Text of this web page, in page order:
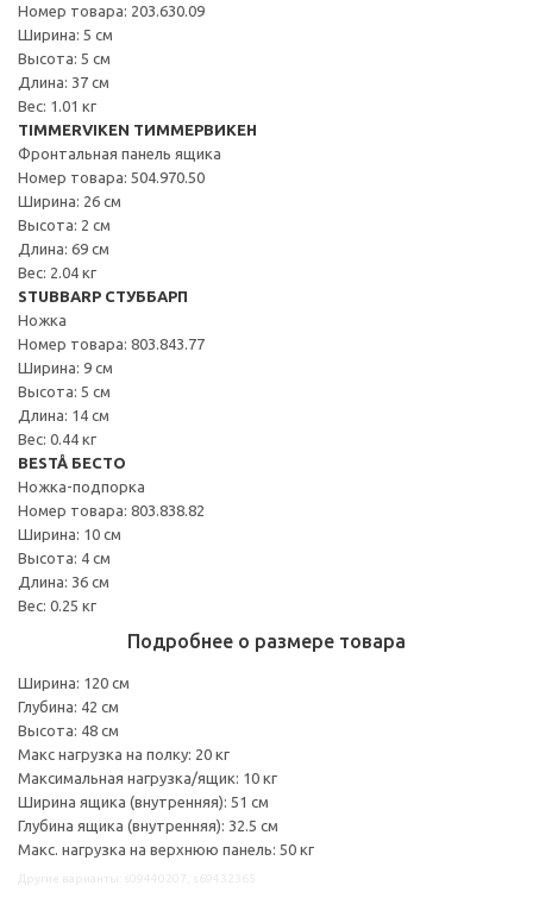
Номер товара: 203.630.09
Ширина: 5 см
Высота: 5 см
Длина: 37 см
Вес: 1.01 кг
TIMMERVIKEN ТИММЕРВИКЕН
Фронтальная панель ящика
Номер товара: 504.970.50
Ширина: 26 см
Высота: 2 см
Длина: 69 см
Вес: 2.04 кг
STUBBARP СТУББАРП
Ножка
Номер товара: 803.843.77
Ширина: 9 см
Высота: 5 см
Длина: 14 см
Вес: 0.44 кг
BESTÅ БЕСТО
Ножка-подпорка
Номер товара: 803.838.82
Ширина: 10 см
Высота: 4 см
Длина: 36 см
Вес: 0.25 кг
Подробнее о размере товара
Ширина: 120 см
Глубина: 42 см
Высота: 48 см
Макс нагрузка на полку: 20 кг
Максимальная нагрузка/ящик: 10 кг
Ширина ящика (внутренняя): 51 см
Глубина ящика (внутренняя): 32.5 см
Макс. нагрузка на верхнюю панель: 50 кг